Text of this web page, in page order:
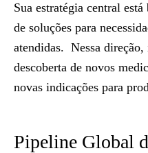
Sua estratégia central
de soluções para
atendidas. Nessa
descoberta de novos
novas indicações para
Pipeline Global